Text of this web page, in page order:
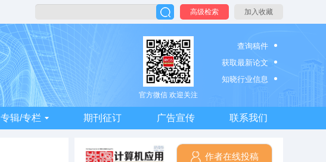
高级检索 加入收藏
查询稿件
获取最新论文
知晓行业信息
官方微信 欢迎关注
专辑/专栏 期刊征订 广告宣传 联系我们
作者在线投稿